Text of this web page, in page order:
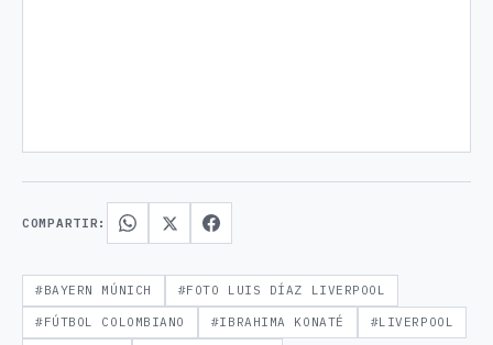
COMPARTIR:
#BAYERN MÚNICH #FOTO LUIS DÍAZ LIVERPOOL
#FÚTBOL COLOMBIANO #IBRAHIMA KONATÉ #LIVERPOOL